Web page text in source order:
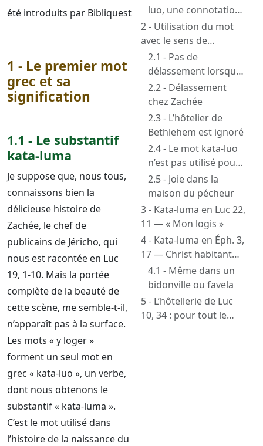
été introduits par Bibliquest
1 - Le premier mot
grec et sa
signification
1.1 - Le substantif
kata-luma
Je suppose que, nous tous,
connaissons bien la
délicieuse histoire de
Zachée, le chef de
publicains de Jéricho, qui
nous est racontée en Luc
19, 1-10. Mais la portée
complète de la beauté de
cette scène, me semble-t-il,
n’apparaît pas à la surface.
Les mots « y loger »
forment un seul mot en
grec « kata-luo », un verbe,
dont nous obtenons le
substantif « kata-luma ».
C’est le mot utilisé dans
l’histoire de la naissance du
luo, une connotation
de délassement
2 - Utilisation du mot
avec le sens de
délassement
2.1 - Pas de
délassement lorsque
le Seigneur est venu
dans ce monde
2.2 - Délassement
chez Zachée
2.3 - L’hôtelier de
Bethlehem est ignoré
2.4 - Le mot kata-luo
n’est pas utilisé pour
la maison de Marthe
2.5 - Joie dans la
maison du pécheur
3 - Kata-luma en Luc 22,
11 — « Mon logis »
4 - Kata-luma en Éph. 3,
17 — Christ habitant
dans nos cœurs
4.1 - Même dans un
bidonville ou favela
5 - L’hôtellerie de Luc
10, 34 : pour tout le